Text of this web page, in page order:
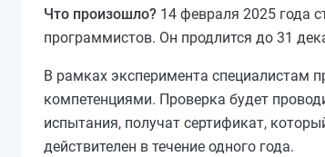
Что произошло? 14 февраля 2025 года
программистов. Он продлится до 31
В рамках эксперимента специалистам
компетенциями. Проверка будет
испытания, получат сертификат,
действителен в течение одного года.